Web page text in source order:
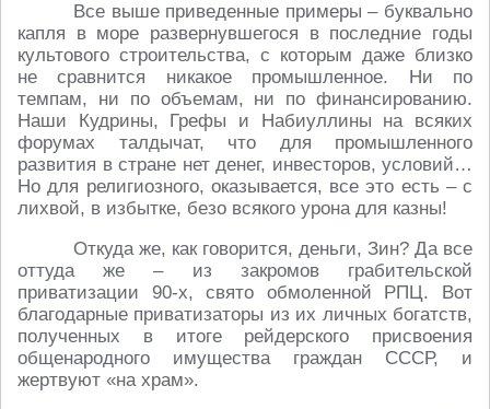
Все выше приведенные примеры – буквально
капля в море развернувшегося в последние годы
культового строительства, с которым даже близко
не сравнится никакое промышленное. Ни по
темпам, ни по объемам, ни по финансированию.
Наши Кудрины, Грефы и Набиуллины на всяких
форумах талдычат, что для промышленного
развития в стране нет денег, инвесторов, условий…
Но для религиозного, оказывается, все это есть – с
лихвой, в избытке, безо всякого урона для казны!
Откуда же, как говорится, деньги, Зин? Да все
оттуда же – из закромов грабительской
приватизации 90-х, свято обмоленной РПЦ. Вот
благодарные приватизаторы из их личных богатств,
полученных в итоге рейдерского присвоения
общенародного имущества граждан СССР, и
жертвуют «на храм».